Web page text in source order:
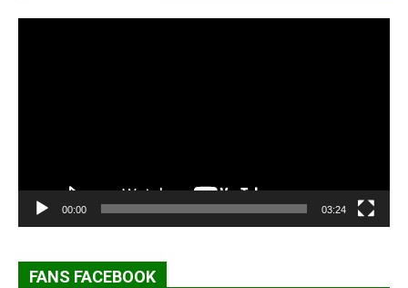
00:00 03:24
FANS FACEBOOK